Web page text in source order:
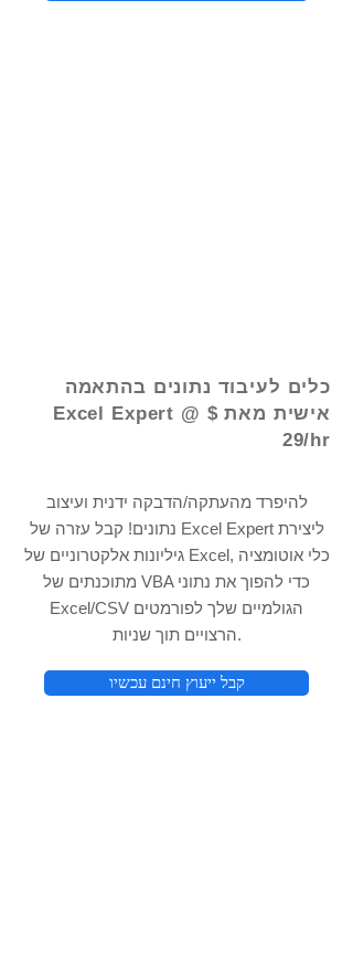
כלים לעיבוד נתונים בהתאמה
אישית מאת Excel Expert @ $
29/hr
להיפרד מהעתקה/הדבקה ידנית ועיצוב
נתונים! קבל עזרה של Excel Expert ליצירת
גיליונות אלקטרוניים של Excel, כלי אוטומציה
מתוכנתים של VBA כדי להפוך את נתוני
Excel/CSV הגולמיים שלך לפורמטים
הרצויים תוך שניות.
קבל ייעוץ חינם עכשיו